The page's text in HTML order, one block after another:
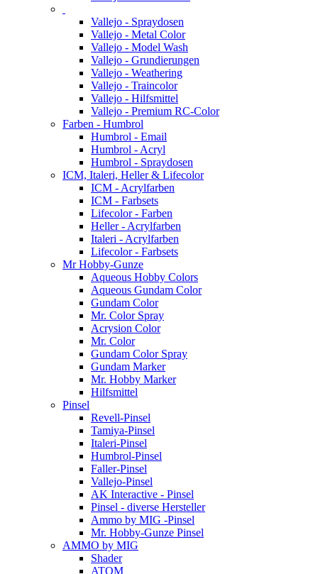
Vallejo - Spraydosen
Vallejo - Metal Color
Vallejo - Model Wash
Vallejo - Grundierungen
Vallejo - Weathering
Vallejo - Traincolor
Vallejo - Hilfsmittel
Vallejo - Premium RC-Color
Farben - Humbrol
Humbrol - Email
Humbrol - Acryl
Humbrol - Spraydosen
ICM, Italeri, Heller & Lifecolor
ICM - Acrylfarben
ICM - Farbsets
Lifecolor - Farben
Heller - Acrylfarben
Italeri - Acrylfarben
Lifecolor - Farbsets
Mr Hobby-Gunze
Aqueous Hobby Colors
Aqueous Gundam Color
Gundam Color
Mr. Color Spray
Acrysion Color
Mr. Color
Gundam Color Spray
Gundam Marker
Mr. Hobby Marker
Hilfsmittel
Pinsel
Revell-Pinsel
Tamiya-Pinsel
Italeri-Pinsel
Humbrol-Pinsel
Faller-Pinsel
Vallejo-Pinsel
AK Interactive - Pinsel
Pinsel - diverse Hersteller
Ammo by MIG -Pinsel
Mr. Hobby-Gunze Pinsel
AMMO by MIG
Shader
ATOM